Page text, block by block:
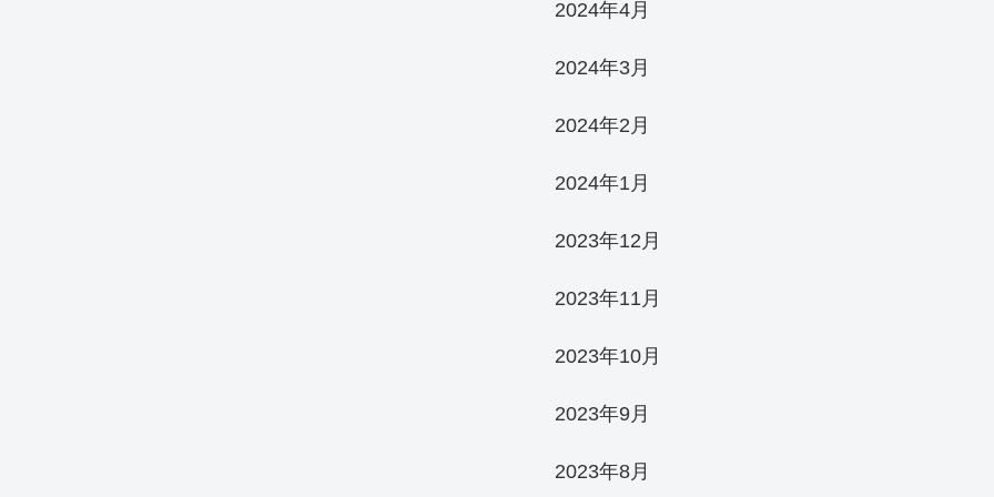
2024年4月
2024年3月
2024年2月
2024年1月
2023年12月
2023年11月
2023年10月
2023年9月
2023年8月